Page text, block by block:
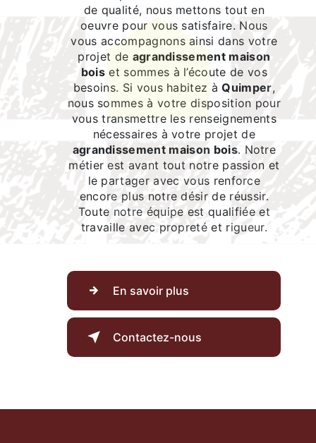
de qualité, nous mettons tout en
oeuvre pour vous satisfaire. Nous
vous accompagnons ainsi dans votre
projet de agrandissement maison
boiset sommes à l’écoute de vos
besoins. Si vous habitez àQuimper,
nous sommes à votre disposition pour
vous transmettre les renseignements
nécessaires à votre projet de
agrandissement maison bois. Notre
métier est avant tout notre passion et
le partager avec vous renforce
encore plus notre désir de réussir.
Toute notre équipe est qualifiée et
travaille avec propreté et rigueur.
En savoir plus
Contactez-nous